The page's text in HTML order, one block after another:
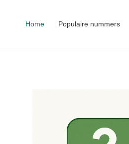
Home Populaire nummers